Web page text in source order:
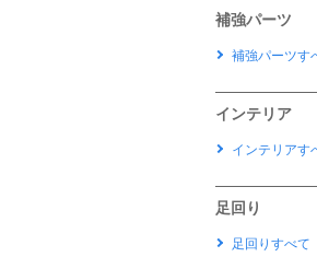
補強パーツ
補強パーツす
インテリア
インテリアす
足回り
足回りすべて